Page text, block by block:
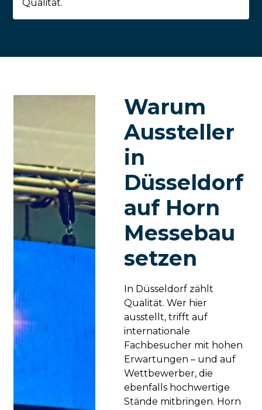
Qualität.
Warum
Aussteller
in
Düsseldorf
auf Horn
Messebau
setzen
In Düsseldorf zählt
Qualität. Wer hier
ausstellt, trifft auf
internationale
Fachbesucher mit hohen
Erwartungen – und auf
Wettbewerber, die
ebenfalls hochwertige
Stände mitbringen. Horn